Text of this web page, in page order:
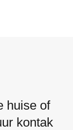
huise of
kontak